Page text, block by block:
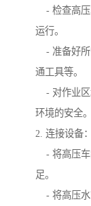
- 检查高压
运行。
- 准备好所
通工具等。
- 对作业区
环境的安全。
2. 连接设备：
- 将高压车
足。
- 将高压水